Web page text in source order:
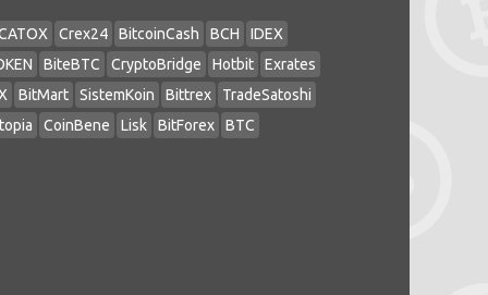
Crex24 BitcoinCash BCH
IDEX
BiteBTC CryptoBridge Hotbit
Exrates
BitMart SistemKoin Bittrex
TradeSatoshi
CoinBene Lisk BitForex BTC